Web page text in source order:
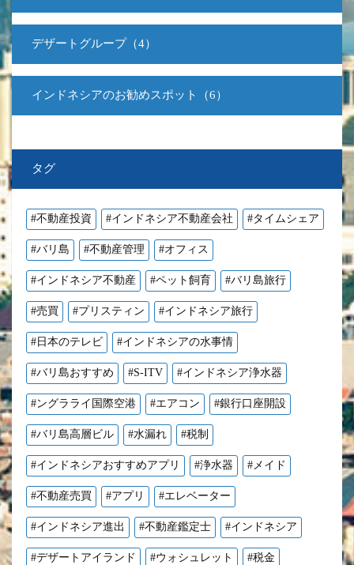
デザートグループ（4）
インドネシアのお勧めスポット（6）
タグ
#不動産投資 #インドネシア不動産会社 #タイムシェア
#バリ島 #不動産管理 #オフィス
#インドネシア不動産 #ペット飼育 #バリ島旅行
#売買 #プリスティン #インドネシア旅行
#日本のテレビ #インドネシアの水事情
#バリ島おすすめ #S-ITV #インドネシア浄水器
#ングラライ国際空港 #エアコン #銀行口座開設
#バリ島高層ビル #水漏れ #税制
#インドネシアおすすめアプリ #浄水器 #メイド
#不動産売買 #アプリ #エレベーター
#インドネシア進出 #不動産鑑定士 #インドネシア
#デザートアイランド #ウォシュレット #税金